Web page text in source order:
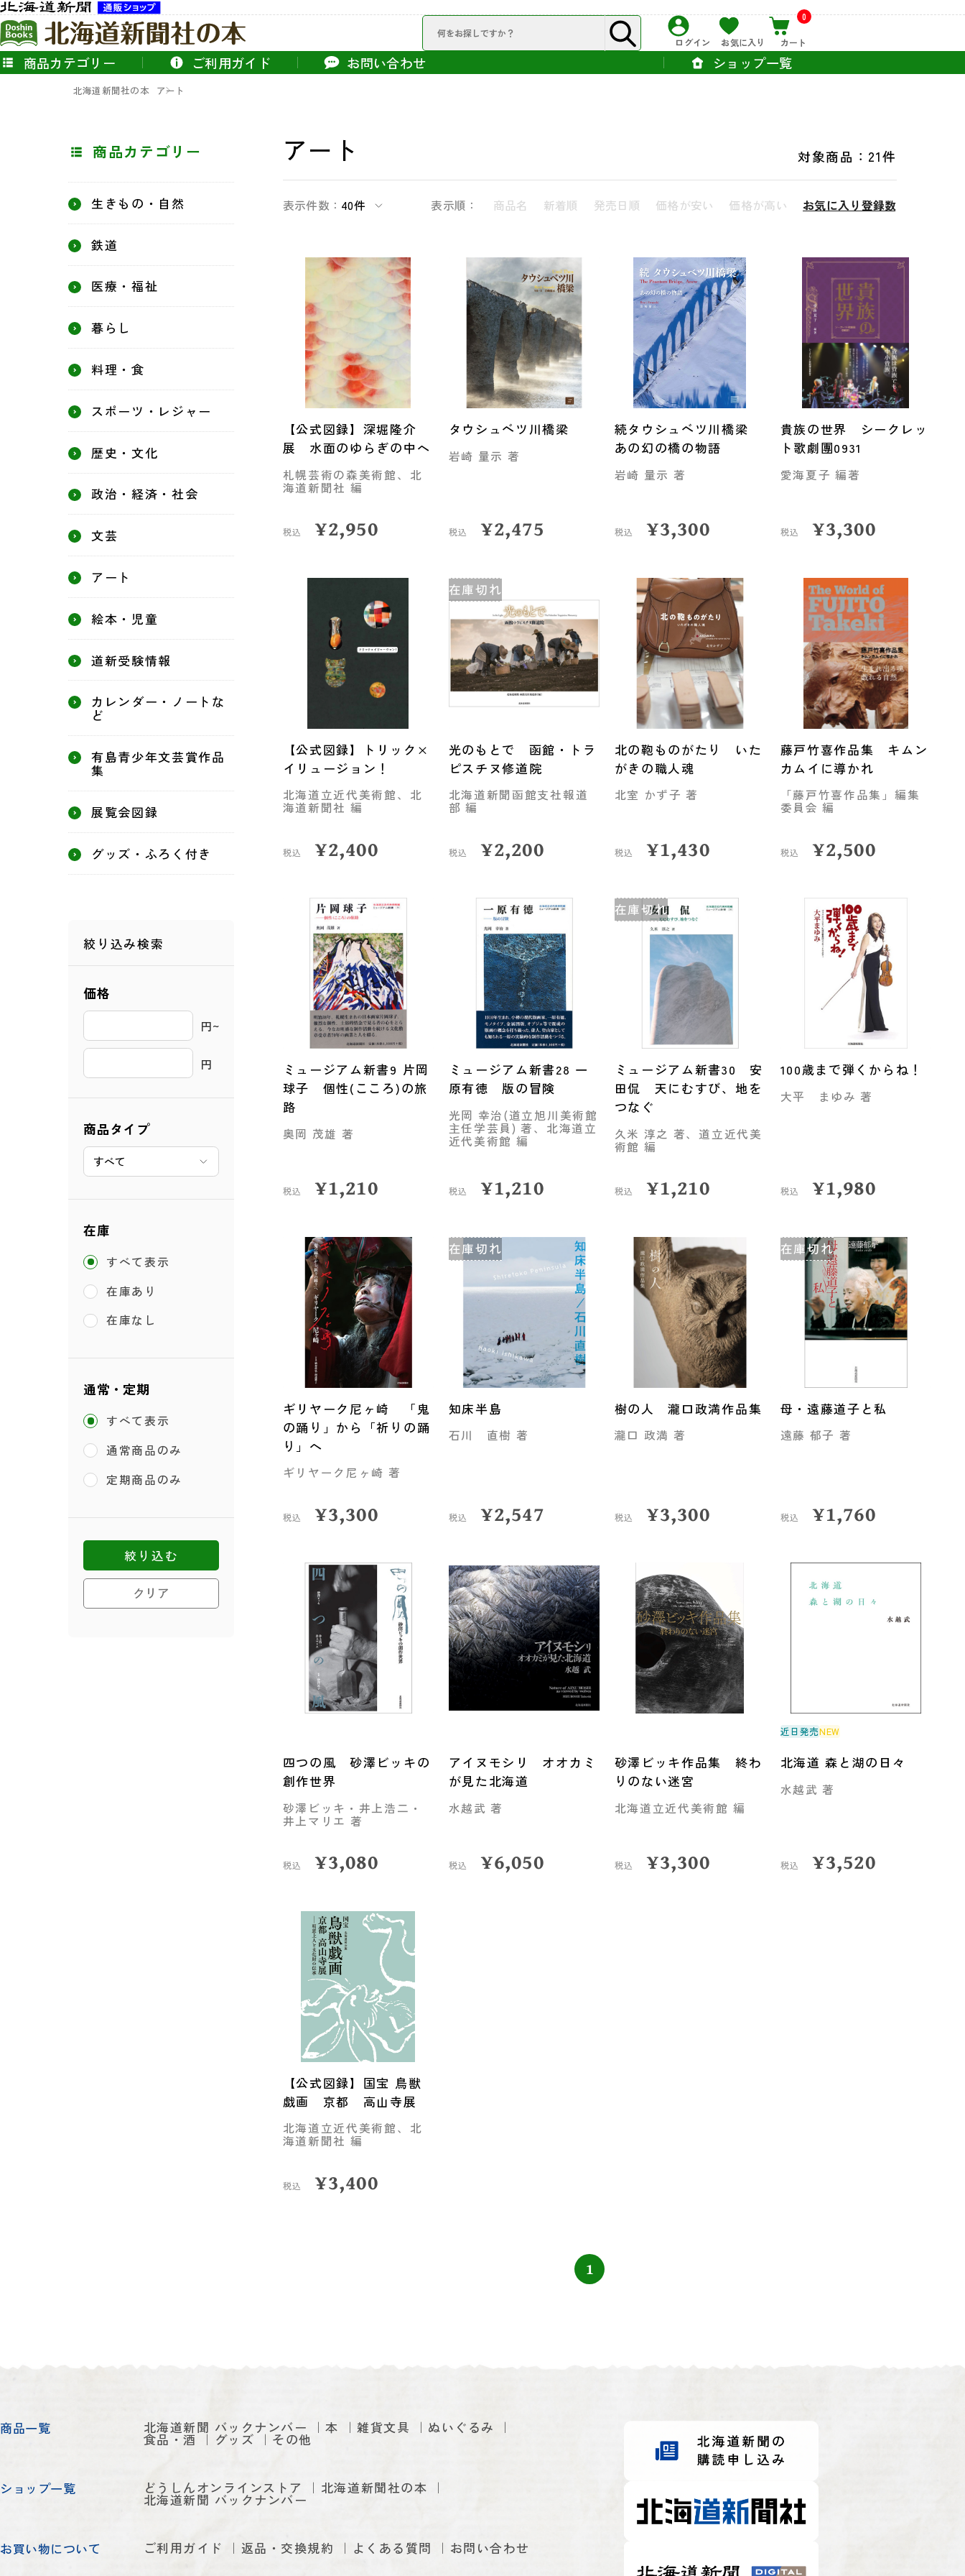
ログイン お気に入り
0
カート
商品カテゴリー ショップ一覧
ご利用ガイド お問い合わせ
北海道新聞社の本 アート
商品カテゴリー
生きもの・自然
鉄道
医療・福祉
暮らし
料理・食
スポーツ・レジャー
歴史・文化
政治・経済・社会
文芸
アート
絵本・児童
道新受験情報
カレンダー・ノートな
ど
有島青少年文芸賞作品
集
展覧会図録
グッズ・ふろく付き
絞り込み検索
価格
円~
円
商品タイプ
在庫
すべて表示
在庫あり
在庫なし
通常・定期
すべて表示
通常商品のみ
定期商品のみ
クリア
絞り込む
アート 対象商品： 21件
表示件数： 40件 表示順： 商品名 新着順 発売日順 価格が安い 価格が高い お気に入り登録数
【公式図録】深堀隆介
展 水面のゆらぎの中へ
札幌芸術の森美術館、北
海道新聞社 編
税込 ¥2,950
タウシュベツ川橋梁
岩崎 量示 著
税込 ¥2,475
続タウシュベツ川橋梁
あの幻の橋の物語
岩崎 量示 著
税込 ¥3,300
貴族の世界 シークレッ
ト歌劇團0931
愛海夏子 編著
税込 ¥3,300
【公式図録】トリック×
イリュージョン！
北海道立近代美術館、北
海道新聞社 編
税込 ¥2,400
在庫切れ
光のもとで 函館・トラ
ピスチヌ修道院
北海道新聞函館支社報道
部 編
税込 ¥2,200
北の鞄ものがたり いた
がきの職人魂
北室 かず子 著
税込 ¥1,430
藤戸竹喜作品集 キムン
カムイに導かれ
「藤戸竹喜作品集」編集
委員会 編
税込 ¥2,500
ミュージアム新書9 片岡
球子 個性(こころ)の旅
路
奥岡 茂雄 著
税込 ¥1,210
ミュージアム新書28 一
原有徳 版の冒険
光岡 幸治(道立旭川美術館
主任学芸員) 著、北海道立
近代美術館 編
税込 ¥1,210
在庫切れ
ミュージアム新書30 安
田侃 天にむすび、地を
つなぐ
久米 淳之 著、道立近代美
術館 編
税込 ¥1,210
100歳まで弾くからね！
大平 まゆみ 著
税込 ¥1,980
ギリヤーク尼ヶ崎 「鬼
の踊り」から「祈りの踊
り」へ
ギリヤーク尼ヶ崎 著
税込 ¥3,300
在庫切れ
知床半島
石川 直樹 著
税込 ¥2,547
樹の人 瀧口政満作品集
瀧口 政満 著
税込 ¥3,300
在庫切れ
母・遠藤道子と私
遠藤 郁子 著
税込 ¥1,760
四つの風 砂澤ビッキの
創作世界
砂澤ビッキ・井上浩二・
井上マリエ 著
税込 ¥3,080
アイヌモシリ オオカミ
が見た北海道
水越武 著
税込 ¥6,050
砂澤ビッキ作品集 終わ
りのない迷宮
北海道立近代美術館 編
税込 ¥3,300
近日発売NEW
北海道 森と湖の日々
水越武 著
税込 ¥3,520
【公式図録】国宝 鳥獣
戯画 京都 高山寺展
北海道立近代美術館、北
海道新聞社 編
税込 ¥3,400
1
商品一覧 北海道新聞 バックナンバー 本 雑貨文具 ぬいぐるみ
食品・酒 グッズ その他
ショップ一覧 どうしんオンラインストア 北海道新聞社の本
北海道新聞 バックナンバー
お買い物について ご利用ガイド 返品・交換規約 よくある質問 お問い合わせ